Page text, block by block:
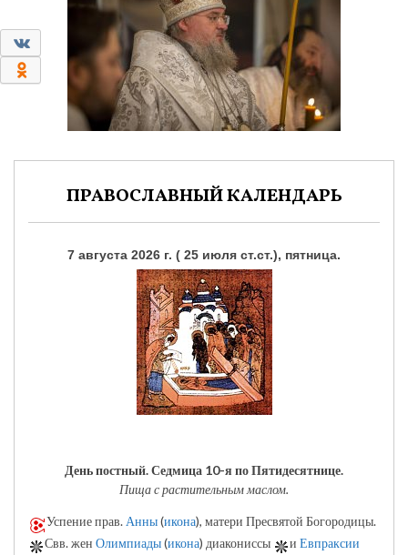
ПРАВОСЛАВНЫЙ КАЛЕНДАРЬ
7 августа 2026 г. ( 25 июля ст.ст.), пятница.
День постный.Седмица 10-я по Пятидесятнице.
Пища с растительным маслом.
Успение прав. Анны(икона), матери Пресвятой Богородицы.
Свв. жен Олимпиады(икона) диакониссы и Евпраксии